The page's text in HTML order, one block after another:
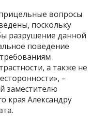
вопросы
поскольку
разрушение данной
поведение
а также не
–
заместителю
края Александру